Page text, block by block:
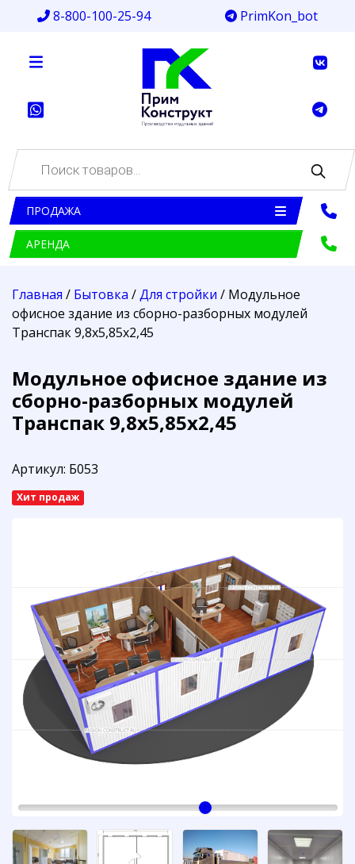
8-800-100-25-94 PrimKon_bot
Поиск
товаров
ПРОДАЖА
АРЕНДА
Главная / Бытовка /Для стройки / Модульное
офисное здание из сборно-разборных модулей
Транспак 9,8х5,85х2,45
Модульное офисное здание из
сборно-разборных модулей
Транспак 9,8х5,85х2,45
Артикул: Б053
Хит продаж